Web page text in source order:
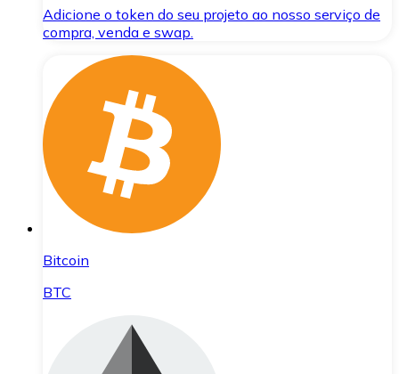
Adicione o token do seu projeto ao nosso serviço de
compra, venda e swap.
Bitcoin
BTC